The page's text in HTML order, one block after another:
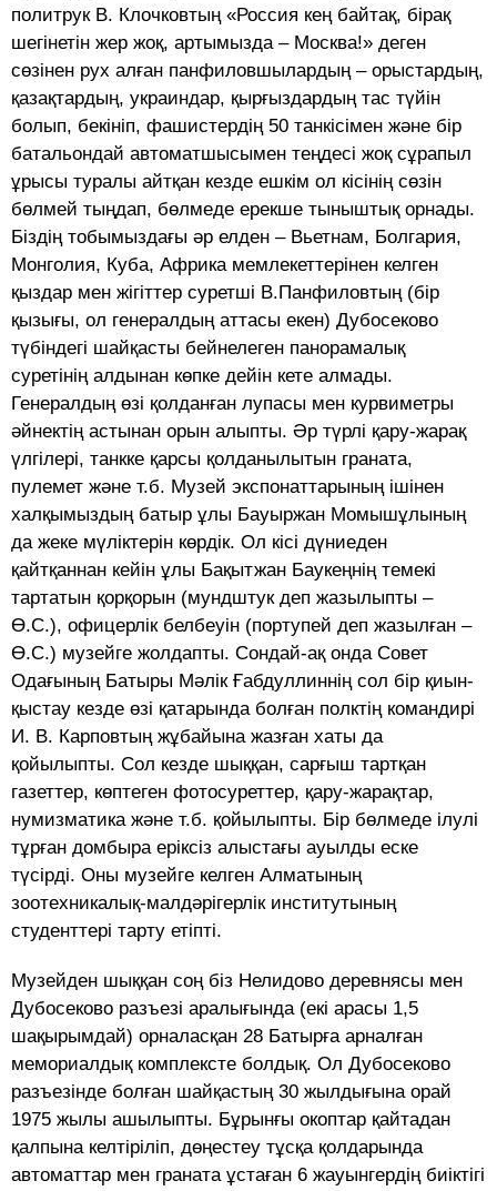
политрук В. Клочковтың «Россия кең байтақ, бірақ
шегінетін жер жоқ, артымызда – Москва!» деген
сөзінен рух алған панфиловшылардың – орыстардың,
қазақтардың, украиндар, қырғыздардың тас түйін
болып, бекініп, фашистердің 50 танкісімен және бір
батальондай автоматшысымен теңдесі жоқ сұрапыл
ұрысы туралы айтқан кезде ешкім ол кісінің сөзін
бөлмей тыңдап, бөлмеде ерекше тыныштық орнады.
Біздің тобымыздағы әр елден – Вьетнам, Болгария,
Монголия, Куба, Африка мемлекеттерінен келген
қыздар мен жігіттер суретші В.Панфиловтың (бір
қызығы, ол генералдың аттасы екен) Дубосеково
түбіндегі шайқасты бейнелеген панорамалық
суретінің алдынан көпке дейін кете алмады.
Генералдың өзі қолданған лупасы мен курвиметры
әйнектің астынан орын алыпты. Әр түрлі қару-жарақ
үлгілері, танкке қарсы қолданылытын граната,
пулемет және т.б. Музей экспонаттарының ішінен
халқымыздың батыр ұлы Бауыржан Момышұлының
да жеке мүліктерін көрдік. Ол кісі дүниеден
қайтқаннан кейін ұлы Бақытжан Баукеңнің темекі
тартатын қорқорын (мундштук деп жазылыпты –
Ө.С.), офицерлік белбеуін (портупей деп жазылған –
Ө.С.) музейге жолдапты. Сондай-ақ онда Совет
Одағының Батыры Мәлік Ғабдуллиннің сол бір қиын-
қыстау кезде өзі қатарында болған полктің командирі
И. В. Карповтың жұбайына жазған хаты да
қойылыпты. Сол кезде шыққан, сарғыш тартқан
газеттер, көптеген фотосуреттер, қару-жарақтар,
нумизматика және т.б. қойылыпты. Бір бөлмеде ілулі
тұрған домбыра еріксіз алыстағы ауылды еске
түсірді. Оны музейге келген Алматының
зоотехникалық-малдәрігерлік институтының
студенттері тарту етіпті.
Музейден шыққан соң біз Нелидово деревнясы мен
Дубосеково разъезі аралығында (екі арасы 1,5
шақырымдай) орналасқан 28 Батырға арналған
мемориалдық комплексте болдық. Ол Дубосеково
разъезінде болған шайқастың 30 жылдығына орай
1975 жылы ашылыпты. Бұрынғы окоптар қайтадан
қалпына келтіріліп, дөңестеу тұсқа қолдарында
автоматтар мен граната ұстаған 6 жауынгердің биіктігі